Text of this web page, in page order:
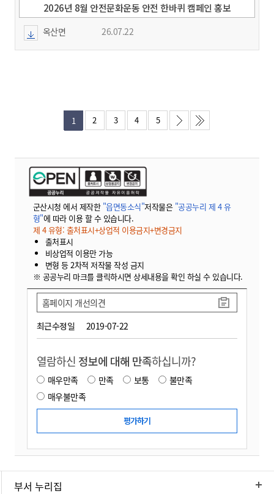
2026년 8월 안전문화운동 안전 한바퀴 캠페인 홍보
옥산면 26.07.22
1 2 3 4 5
군산시청 에서 제작한 "읍면동소식"저작물은 "공공누리 제 4 유
형"에 따라 이용 할 수 있습니다.
제 4 유형: 출처표시+상업적 이용금지+변경금지
출처표시
비상업적 이용만 가능
변형 등 2차적 저작물 작성 금지
※ 공공누리 마크를 클릭하시면 상세내용을 확인 하실 수 있습니다.
최근수정일 2019-07-22
홈페이지 개선의견
열람하신 정보에 대해 만족하십니까?
매우만족 만족 보통
불만족
매우불만족
부서 누리집